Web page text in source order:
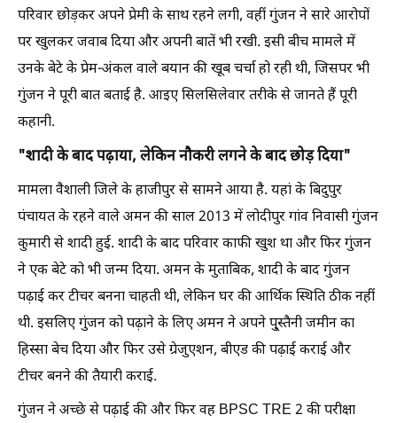
परिवार छोड़कर अपने प्रेमी के साथ रहने लगी, वहीं गुंजन ने सारे आरोपों
पर खुलकर जवाब दिया और अपनी बातें भी रखी. इसी बीच मामले में
उनके बेटे के प्रेम-अंकल वाले बयान की खूब चर्चा हो रही थी, जिसपर भी
गुंजन ने पूरी बात बताई है. आइए सिलसिलेवार तरीके से जानते हैं पूरी
कहानी.
"शादी के बाद पढ़ाया, लेकिन नौकरी लगने के बाद छोड़ दिया"
मामला वैशाली जिले के हाजीपुर से सामने आया है. यहां के बिदुपुर
पंचायत के रहने वाले अमन की साल 2013 में लोदीपुर गांव निवासी गुंजन
कुमारी से शादी हुई. शादी के बाद परिवार काफी खुश था और फिर गुंजन
ने एक बेटे को भी जन्म दिया. अमन के मुताबिक, शादी के बाद गुंजन
पढ़ाई कर टीचर बनना चाहती थी, लेकिन घर की आर्थिक स्थिति ठीक नहीं
थी. इसलिए गुंजन को पढ़ाने के लिए अमन ने अपने पु्स्तैनी जमीन का
हिस्सा बेच दिया और फिर उसे ग्रेजुएशन, बीएड की पढ़ाई कराई और
टीचर बनने की तैयारी कराई.
गुंजन ने अच्छे से पढ़ाई की और फिर वह BPSC TRE 2 की परीक्षा